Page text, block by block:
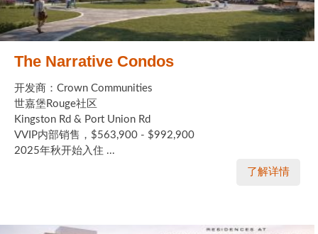
The Narrative Condos
开发商：Crown Communities
世嘉堡Rouge社区
Kingston Rd & Port Union Rd
VVIP内部销售，$563,900 - $992,900
2025年秋开始入住 ...
了解详情